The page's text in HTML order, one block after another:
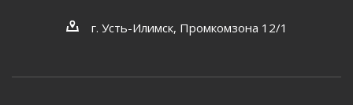
г. Усть-Илимск, Промкомзона 12/1